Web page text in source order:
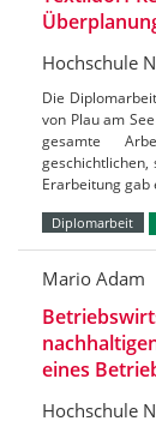
Hochschule
Die
von Plau am
gesamte
geschichtlichen,
Erarbeitung gab
Diplomarbeit
Mario Adam
eines
Hochschule